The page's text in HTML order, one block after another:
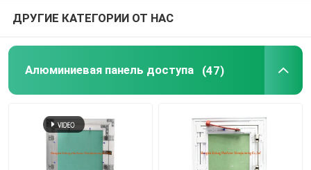
ДРУГИЕ КАТЕГОРИИ ОТ НАС
Алюминиевая панель доступа (47)